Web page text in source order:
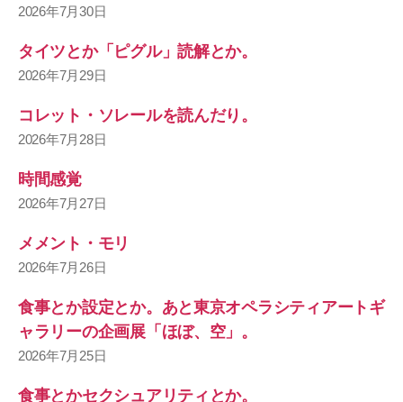
2026年7月30日
タイツとか「ピグル」読解とか。
2026年7月29日
コレット・ソレールを読んだり。
2026年7月28日
時間感覚
2026年7月27日
メメント・モリ
2026年7月26日
食事とか設定とか。あと東京オペラシティアートギ
ャラリーの企画展「ほぼ、空」。
2026年7月25日
食事とかセクシュアリティとか。